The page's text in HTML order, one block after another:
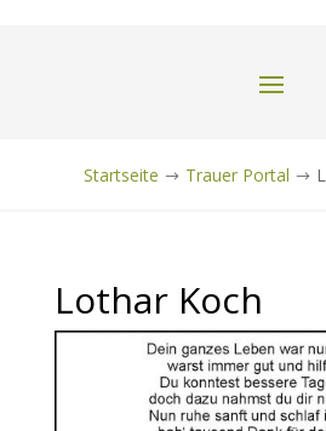
Startseite $ Trauer Portal $
Lothar Koch